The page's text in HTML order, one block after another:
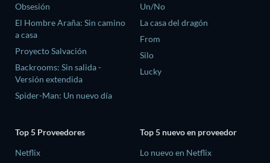
Obsesión
El Hombre Araña: Sin camino
a casa
Proyecto Salvación
Backrooms: Sin salida -
Versión extendida
Spider-Man: Un nuevo día
Un/No
La casa del dragón
From
Silo
Lucky
Top 5 Proveedores
Netflix
Top 5 nuevo en proveedor
Lo nuevo en Netflix